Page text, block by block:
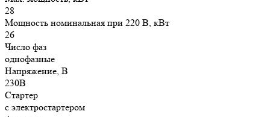
28
Мощность номинальная при 220 В, кВт
26
Число фаз
однофазные
Напряжение, В
230В
Стартер
с электростартером